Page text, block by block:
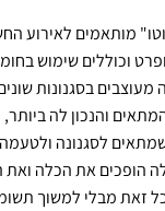
מותאמים לאירוע
וכוללים שימוש
מעוצבים בסגנונות
והנכון לה
לסגנונה
הופכים את הכלה
זאת מבלי למשוך